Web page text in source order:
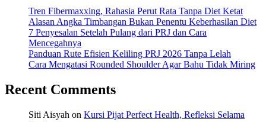
Tren Fibermaxxing, Rahasia Perut Rata Tanpa Diet Ketat
Alasan Angka Timbangan Bukan Penentu Keberhasilan Diet
7 Penyesalan Setelah Pulang dari PRJ dan Cara
Mencegahnya
Panduan Rute Efisien Keliling PRJ 2026 Tanpa Lelah
Cara Mengatasi Rounded Shoulder Agar Bahu Tidak Miring
Recent Comments
Siti Aisyah on Kursi Pijat Perfect Health, Refleksi Selama